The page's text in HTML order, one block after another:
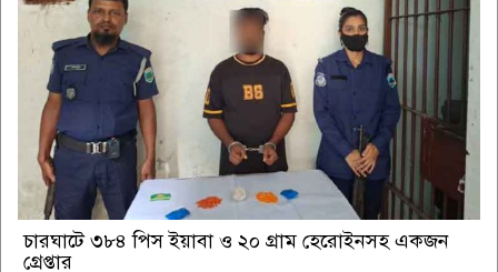
চারঘাটে ৩৮৪ পিস ইয়াবা ও ২০ গ্রাম হেরোইনসহ একজন
গ্রেপ্তার